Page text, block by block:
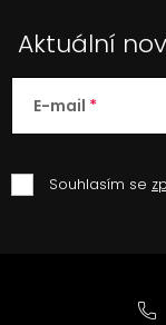
Aktuální
E-mail
Souhlasím se